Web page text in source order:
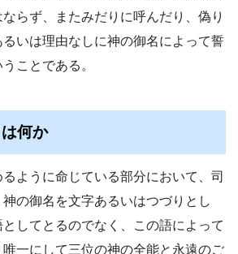
らず、またみだりに呼んだり、偽り
いは理由なしに神の御名によって誓
ことである。
何か
ように命じている部分において、司
の御名を文字あるいはつづりとし
してとるのでなく、この語によって
一にして三位の神の全能と永遠のご